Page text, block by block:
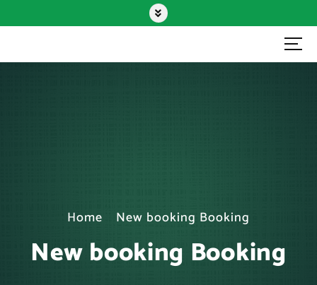
Bolognese
Home New booking Booking
New booking Booking